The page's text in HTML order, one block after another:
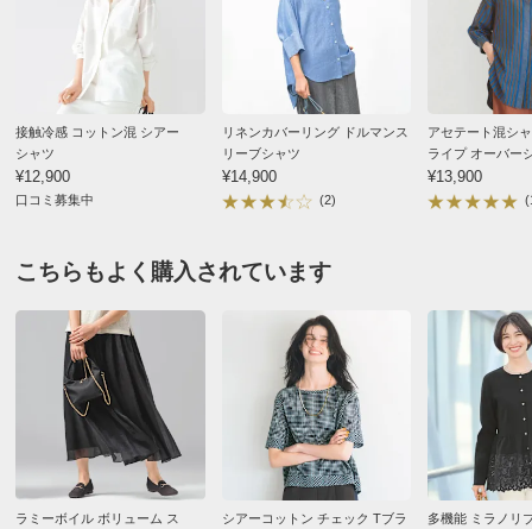
54
ウエスト(適応) 64～70
ヒップ(適応) 87～95
■素材特性上、商品により色目（本体やストライプの色の
濃度）が異なります。
商品の特徴
弱い手洗い出来ます。（洗濯機は使用できません）
接触冷感 コットン混 シアー
シャツ
¥12,900
口コミ募集中
リネンカバーリング ドルマンス
リーブシャツ
¥14,900
(2)
アセテート混シ
ライプ オーバー
¥13,900
こちらもよく購入されています
ラミーボイル ボリューム ス
シアーコットン チェック Tブラ
多機能 ミラノリ